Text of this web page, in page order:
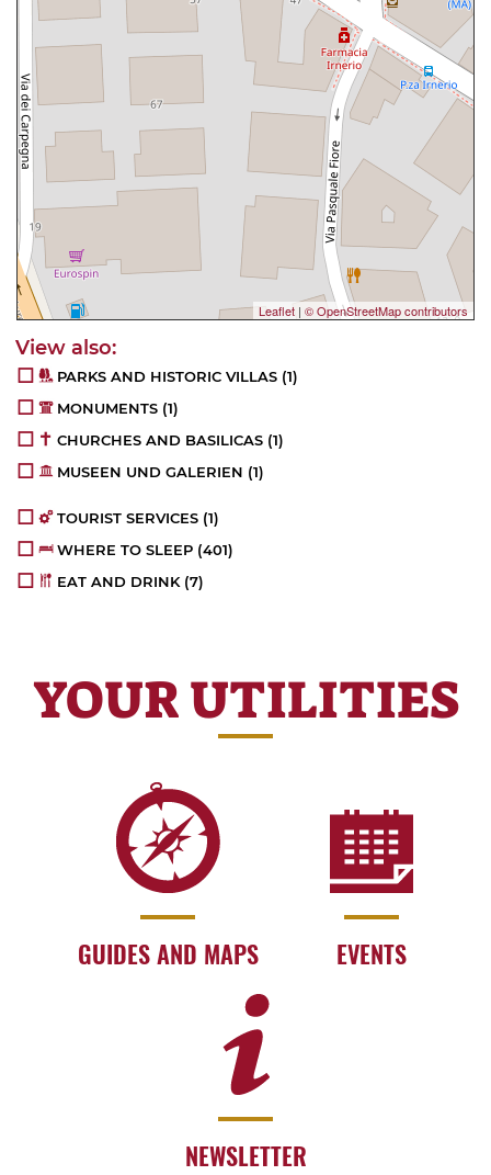
Leaflet | © OpenStreetMap contributors
PARKS AND HISTORIC VILLAS (1)
MONUMENTS (1)
CHURCHES AND BASILICAS (1)
MUSEEN UND GALERIEN (1)
TOURIST SERVICES (1)
WHERE TO SLEEP (401)
EAT AND DRINK (7)
YOUR UTILITIES
GUIDES AND MAPS EVENTS
NEWSLETTER